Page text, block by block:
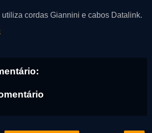
utiliza cordas Giannini e cabos Datalink.